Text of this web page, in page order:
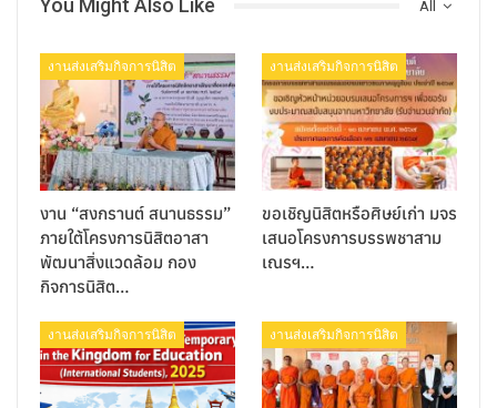
All
You Might Also Like
งานส่งเสริมกิจการนิสิต
งาน “สงกรานต์ สนานธรรม”
ภายใต้โครงการนิสิตอาสา
พัฒนาสิ่งแวดล้อม กอง
กิจการนิสิต…
งานส่งเสริมกิจการนิสิต
ขอเชิญนิสิตหรือศิษย์เก่า มจร
เสนอโครงการบรรพชาสาม
เณรฯ…
งานส่งเสริมกิจการนิสิต งานส่งเสริมกิจการนิสิต